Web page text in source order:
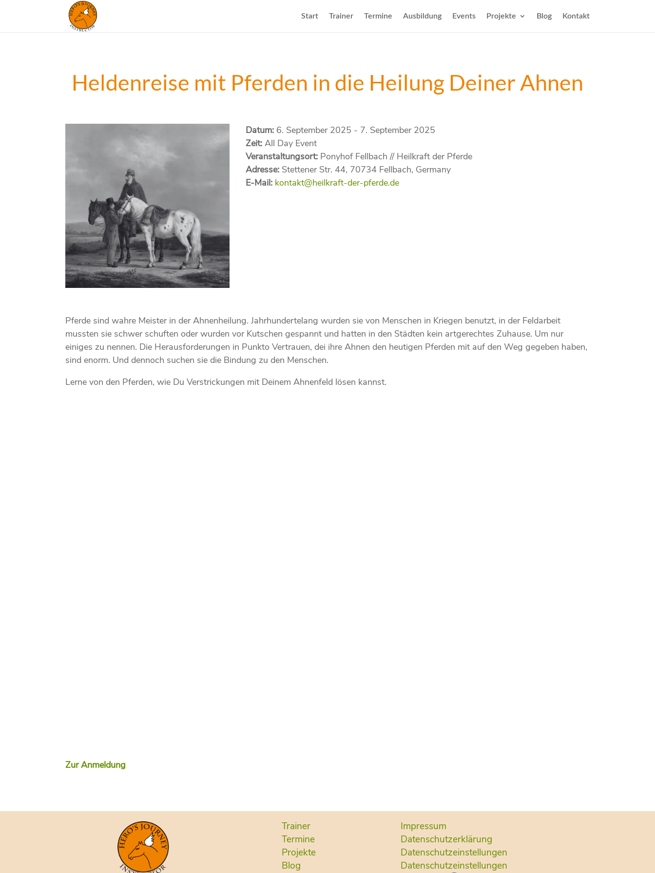
Start Trainer Termine Ausbildung Events Projekte Blog Kontakt
Heldenreise mit Pferden in die Heilung Deiner Ahnen
Datum: 6. September 2025 - 7. September 2025
Zeit: All Day Event
Veranstaltungsort: Ponyhof Fellbach // Heilkraft der Pferde
Adresse: Stettener Str. 44, 70734 Fellbach, Germany
E-Mail: kontakt@heilkraft-der-pferde.de
Pferde sind wahre Meister in der Ahnenheilung. Jahrhundertelang wurden sie von Menschen in Kriegen benutzt, in der Feldarbeit
mussten sie schwer schuften oder wurden vor Kutschen gespannt und hatten in den Städten kein artgerechtes Zuhause. Um nur
einiges zu nennen. Die Herausforderungen in Punkto Vertrauen, dei ihre Ahnen den heutigen Pferden mit auf den Weg gegeben haben,
sind enorm. Und dennoch suchen sie die Bindung zu den Menschen.
Lerne von den Pferden, wie Du Verstrickungen mit Deinem Ahnenfeld lösen kannst.
Zur Anmeldung
Trainer
Termine
Projekte
Blog
Impressum
Datenschutzerklärung
Datenschutzeinstellungen
Datenschutzeinstellungen